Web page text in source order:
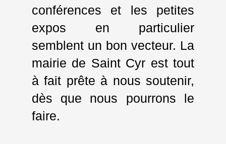
conférences et les petites
expos en particulier
semblent un bon vecteur. La
mairie de Saint Cyr est tout
à fait prête à nous soutenir,
dès que nous pourrons le
faire.